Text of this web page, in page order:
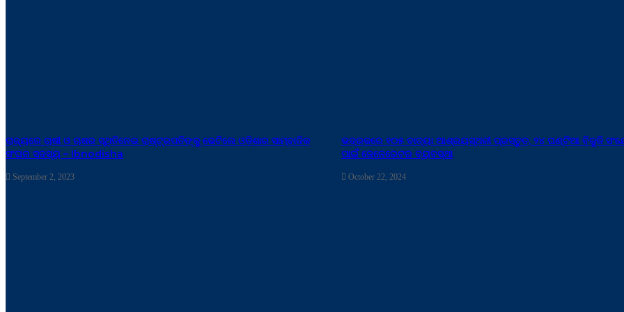
ରାଜ୍ୟରେ ଚାଷୀ ଓ ଚାଷର ସ୍ଥିତିନେଇ ରାଷ୍ଟ୍ରପତିଙ୍କୁ ଭେଟିଲେ ଓଡ଼ିଶାର ସାମ୍ବାଦିକ
ସଂଘର ସଦସ୍ୟ – Ibnodisha
September 2, 2023
ଭଦ୍ରକରେ ୧୦୫ ବାତ୍ୟା ଆଶ୍ରୟସ୍ଥଳୀ ପ୍ରସ୍ତୁତ, ୨୪ ଘଣ୍ଟିଆ ବିଜୁଳି
ପାଇଁ ଜେନେରେଟର ବ୍ୟବସ୍ଥା
October 22, 2024